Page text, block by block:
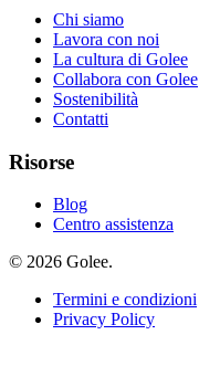
Chi siamo
Lavora con noi
La cultura di Golee
Collabora con Golee
Sostenibilità
Contatti
Risorse
Blog
Centro assistenza
© 2026 Golee.
Termini e condizioni
Privacy Policy